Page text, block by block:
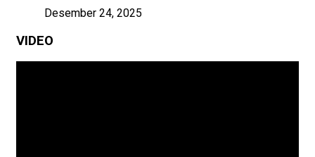
Desember 24, 2025
VIDEO